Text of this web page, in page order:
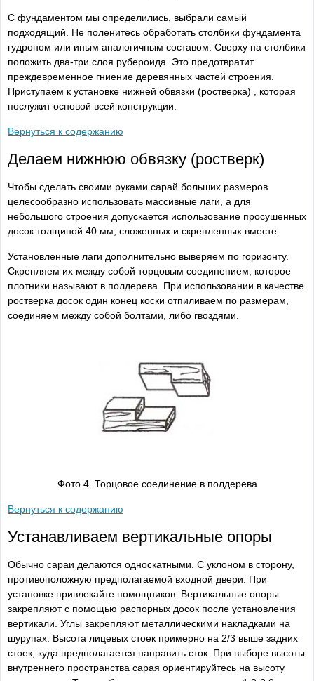
С фундаментом мы определились, выбрали самый
подходящий. Не поленитесь обработать столбики фундамента
гудроном или иным аналогичным составом. Сверху на столбики
положить два-три слоя рубероида. Это предотвратит
преждевременное гниение деревянных частей строения.
Приступаем к установке нижней обвязки (ростверка) , которая
послужит основой всей конструкции.
Вернуться к содержанию
Делаем нижнюю обвязку (ростверк)
Чтобы сделать своими руками сарай больших размеров
целесообразно использовать массивные лаги, а для
небольшого строения допускается использование просушенных
досок толщиной 40 мм, сложенных и скрепленных вместе.
Установленные лаги дополнительно выверяем по горизонту.
Скрепляем их между собой торцовым соединением, которое
плотники называют в полдерева. При использовании в качестве
ростверка досок один конец коски отпиливаем по размерам,
соединяем между собой болтами, либо гвоздями.
Фото 4. Торцовое соединение в полдерева
Вернуться к содержанию
Устанавливаем вертикальные опоры
Обычно сараи делаются односкатными. С уклоном в сторону,
противоположную предполагаемой входной двери. При
установке привлекайте помощников. Вертикальные опоры
закрепляют с помощью распорных досок после установления
вертикали. Углы закрепляют металлическими накладками на
шурупах. Высота лицевых стоек примерно на 2/3 выше задних
стоек, куда предполагается направить сток. При выборе высоты
внутреннего пространства сарая ориентируйтесь на высоту